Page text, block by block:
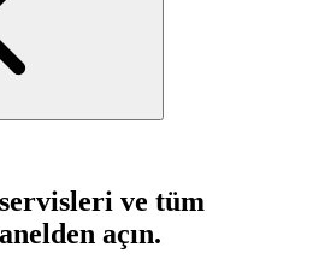
servisleri ve tüm
açın.